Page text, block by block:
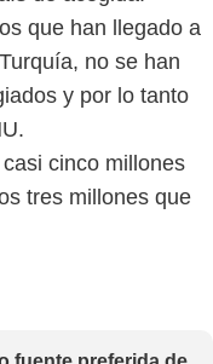
que han llegado a
no se han
y por lo tanto
cinco millones
tres millones que